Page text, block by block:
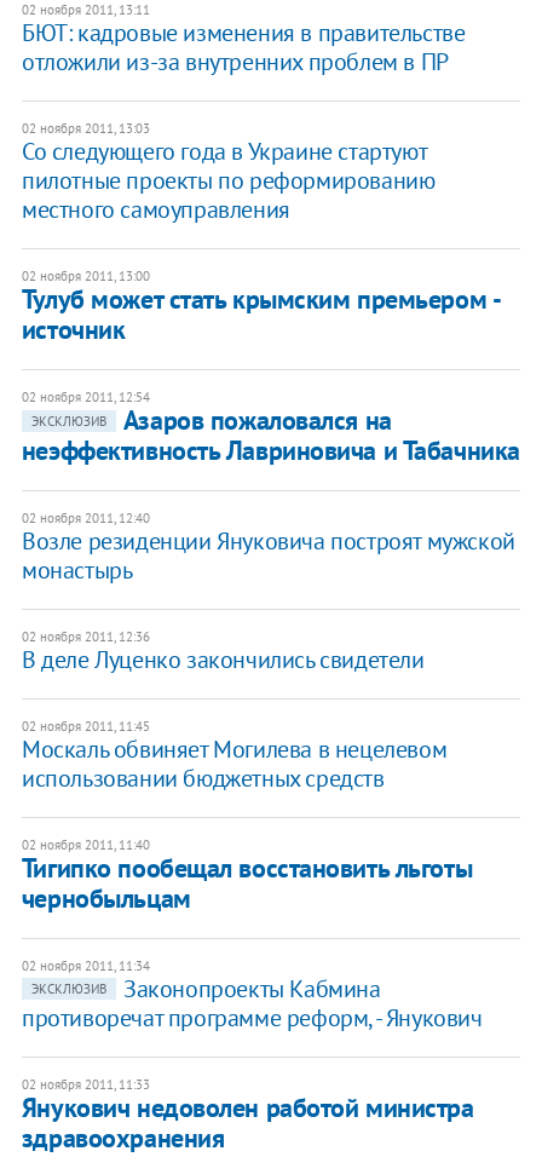
02 ноября 2011, 13:11
БЮТ: кадровые изменения в правительстве
отложили из-за внутренних проблем в ПР
02 ноября 2011, 13:03
Со следующего года в Украине стартуют
пилотные проекты по реформированию
местного самоуправления
02 ноября 2011, 13:00
Тулуб может стать крымским премьером -
источник
02 ноября 2011, 12:54
ЭКСКЛЮЗИВ
Азаров пожаловался на
неэффективность Лавриновича и Табачника
02 ноября 2011, 12:40
Возле резиденции Януковича построят мужской
монастырь
02 ноября 2011, 12:36
​В деле Луценко закончились свидетели
02 ноября 2011, 11:45
Москаль обвиняет Могилева в нецелевом
использовании бюджетных средств
02 ноября 2011, 11:40
Тигипко пообещал восстановить льготы
чернобыльцам
02 ноября 2011, 11:34
ЭКСКЛЮЗИВ
Законопроекты Кабмина
противоречат программе реформ, - Янукович
02 ноября 2011, 11:33
Янукович недоволен работой министра
здравоохранения